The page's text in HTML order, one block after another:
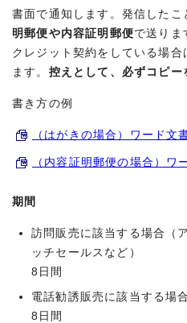
書面で通知します。発信したこ
明郵便や内容証明郵便で送りま
クレジット契約をしている場合
ます。 控えとして、必ずコピー
書き方の例
（はがきの場合）ワード文
（内容証明郵便の場合）ワ
期間
訪問販売に該当する場合（
ッチセールスなど）
8日間
電話勧誘販売に該当する場
8日間